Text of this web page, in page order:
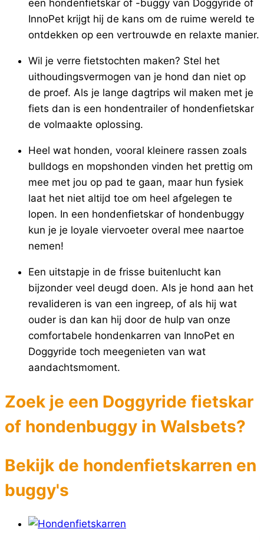
een hondenfietskar of -buggy van Doggyride of
InnoPet krijgt hij de kans om de ruime wereld te
ontdekken op een vertrouwde en relaxte manier.
Wil je verre fietstochten maken? Stel het
uithoudingsvermogen van je hond dan niet op
de proef. Als je lange dagtrips wil maken met je
fiets dan is een hondentrailer of hondenfietskar
de volmaakte oplossing.
Heel wat honden, vooral kleinere rassen zoals
bulldogs en mopshonden vinden het prettig om
mee met jou op pad te gaan, maar hun fysiek
laat het niet altijd toe om heel afgelegen te
lopen. In een hondenfietskar of hondenbuggy
kun je je loyale viervoeter overal mee naartoe
nemen!
Een uitstapje in de frisse buitenlucht kan
bijzonder veel deugd doen. Als je hond aan het
revalideren is van een ingreep, of als hij wat
ouder is dan kan hij door de hulp van onze
comfortabele hondenkarren van InnoPet en
Doggyride toch meegenieten van wat
aandachtsmoment.
Zoek je een Doggyride fietskar
of hondenbuggy in Walsbets?
Bekijk de hondenfietskarren en
buggy's